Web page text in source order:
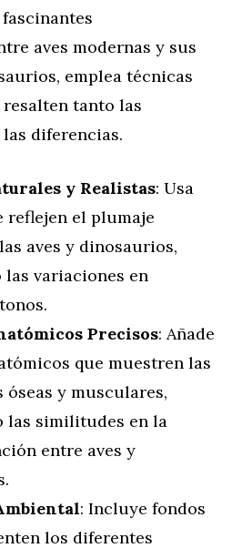
aves modernas y sus
emplea técnicas
tanto las
diferencias.
y Realistas: Usa
reflejen el plumaje
aves y dinosaurios,
las variaciones en
Precisos: Añade
que muestren las
y musculares,
las similitudes en la
entre aves y
: Incluye fondos
los diferentes